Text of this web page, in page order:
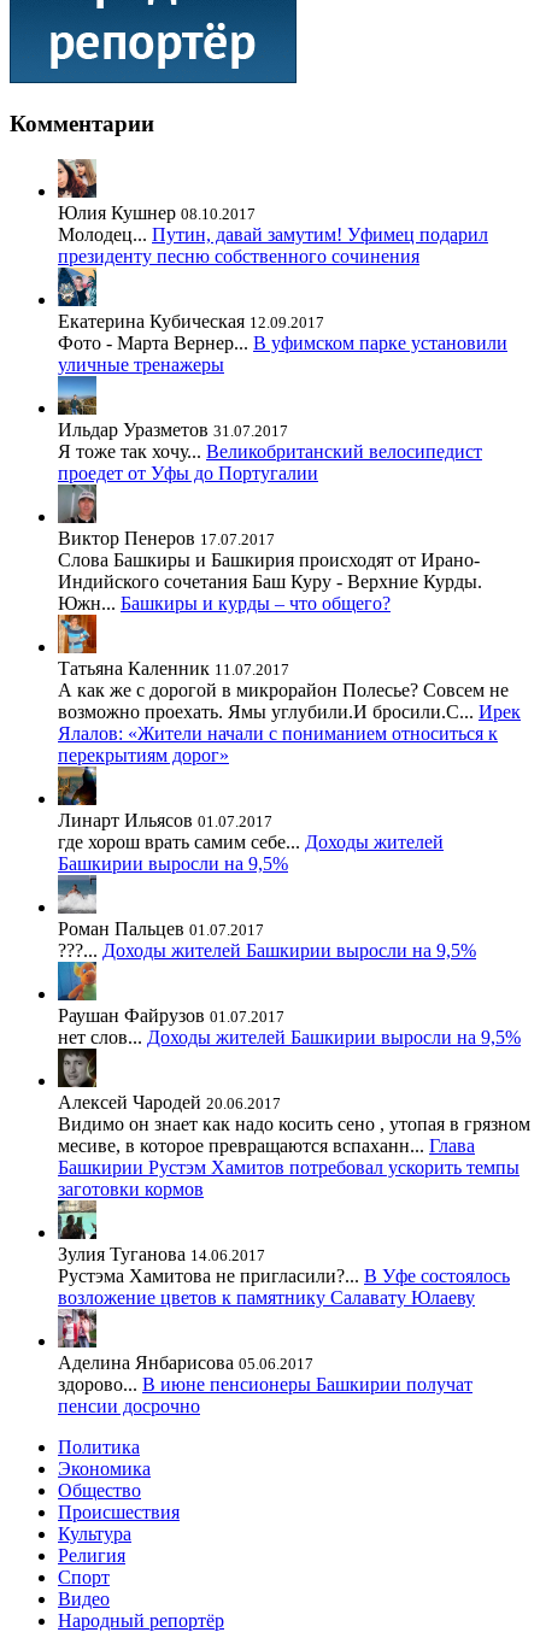
Комментарии
Юлия Кушнер 08.10.2017
Молодец... Путин, давай замутим! Уфимец подарил
президенту песню собственного сочинения
Екатерина Кубическая 12.09.2017
Фото - Марта Вернер... В уфимском парке установили
уличные тренажеры
Ильдар Уразметов 31.07.2017
Я тоже так хочу... Великобританский велосипедист
проедет от Уфы до Португалии
Виктор Пенеров 17.07.2017
Слова Башкиры и Башкирия происходят от Ирано-
Индийского сочетания Баш Куру - Верхние Курды.
Южн... Башкиры и курды – что общего?
Татьяна Каленник 11.07.2017
А как же с дорогой в микрорайон Полесье? Совсем не
возможно проехать. Ямы углубили.И бросили.С... Ирек
Ялалов: «Жители начали с пониманием относиться к
перекрытиям дорог»
Линарт Ильясов 01.07.2017
где хорош врать самим себе... Доходы жителей
Башкирии выросли на 9,5%
Роман Пальцев 01.07.2017
???... Доходы жителей Башкирии выросли на 9,5%
Раушан Файрузов 01.07.2017
нет слов... Доходы жителей Башкирии выросли на 9,5%
Алексей Чародей 20.06.2017
Видимо он знает как надо косить сено , утопая в грязном
месиве, в которое превращаются вспаханн... Глава
Башкирии Рустэм Хамитов потребовал ускорить темпы
заготовки кормов
Зулия Туганова 14.06.2017
Рустэма Хамитова не пригласили?... В Уфе состоялось
возложение цветов к памятнику Салавату Юлаеву
Аделина Янбарисова 05.06.2017
здорово... В июне пенсионеры Башкирии получат
пенсии досрочно
Политика
Экономика
Общество
Происшествия
Культура
Религия
Спорт
Видео
Народный репортёр